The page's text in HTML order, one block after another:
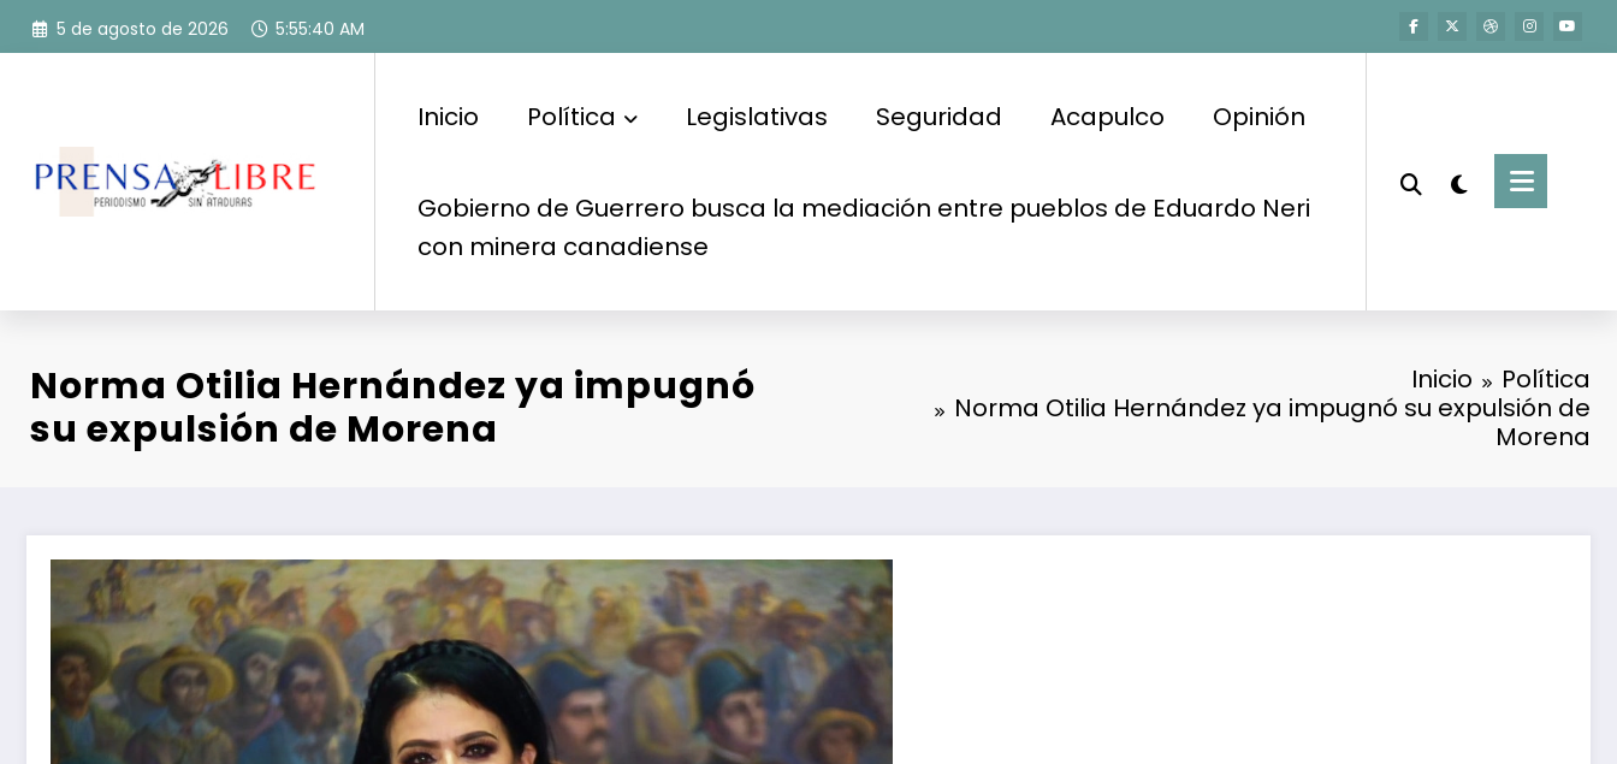
Saltar
5 de agosto de 2026 5:55:41 AM
Inicio Política Legislativas Seguridad Acapulco Opinión
Gobierno de Guerrero busca la mediación entre pueblos de Eduardo Neri
con minera canadiense
Norma Otilia Hernández ya impugnó
su expulsión de Morena
Inicio
Política
Norma Otilia Hernández ya impugnó su expulsión de
Morena